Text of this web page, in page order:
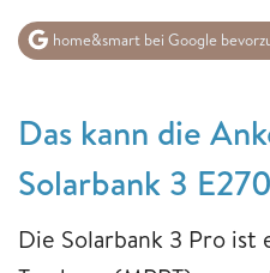
home&smart bei Google
Das kann die
Solarbank 3
Die Solarbank 3 Pro